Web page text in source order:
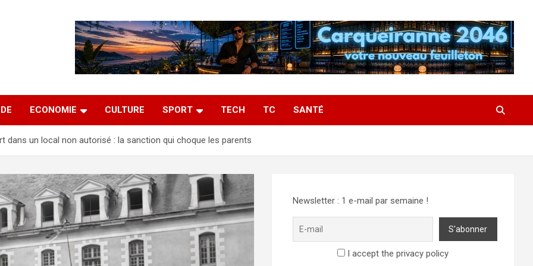
ECONOMIE CULTURE SPORT TECH TC SANTÉ
dans un local non autorisé : la sanction qui choque les parents
Newsletter : 1 e-mail par semaine !
I accept the privacy policy